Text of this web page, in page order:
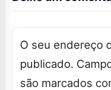
O seu endereço
publicado.
são marcados